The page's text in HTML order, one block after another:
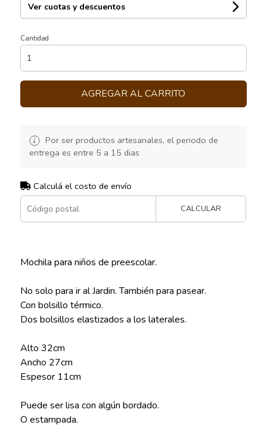
Ver cuotas y descuentos
Cantidad
AGREGAR AL CARRITO
Por ser productos artesanales, el periodo de
entrega es entre 5 a 15 dias
Calculá el costo de envío
CALCULAR
Mochila para niños de preescolar.
No solo para ir al Jardin. También para pasear.
Con bolsillo térmico.
Dos bolsillos elastizados a los laterales.
Alto 32cm
Ancho 27cm
Espesor 11cm
Puede ser lisa con algún bordado.
O estampada.